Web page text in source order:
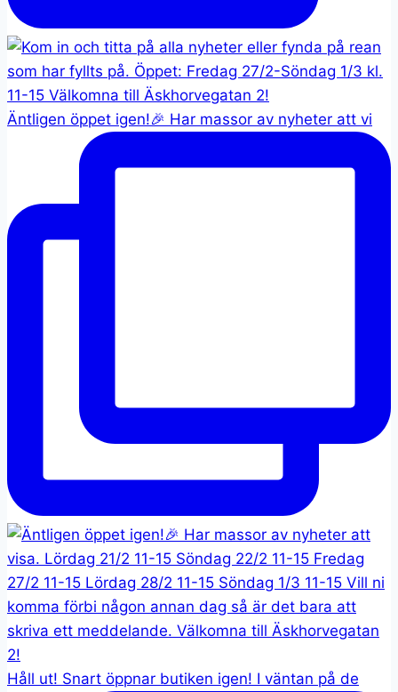
Äntligen öppet igen!🎉 Har massor av nyheter att vi
Håll ut! Snart öppnar butiken igen! I väntan på de